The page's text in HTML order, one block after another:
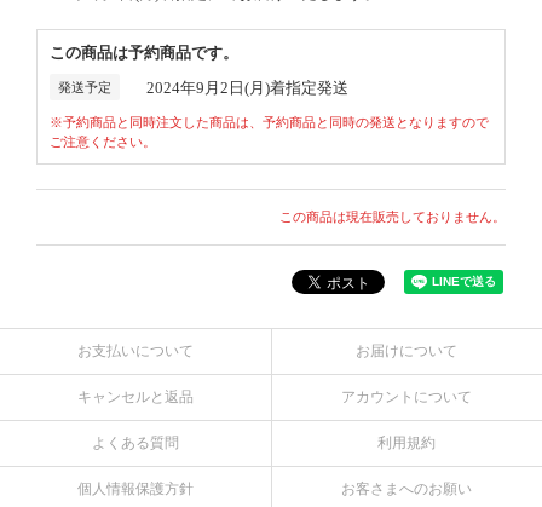
この商品は予約商品です。
発送予定 2024年9月2日(月)着指定発送
※予約商品と同時注文した商品は、予約商品と同時の発送となりますので
ご注意ください。
この商品は現在販売しておりません。
お支払いについて お届けについて
キャンセルと返品 アカウントについて
よくある質問 利用規約
個人情報保護方針 お客さまへのお願い